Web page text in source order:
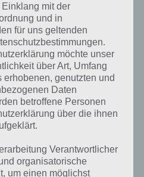
Rätsel am 25.12.2017 in 4 Bilder 1
dieses eigentlich? Drei, ein Begriff,
denn als Wort. DIe Ziffer 3 gibt
Nun soll es aber mal um der
des Begriffs Drei in der
Zahl zwischen der zwei und
ungerade Primzahl (denn die 1 ist
zweitkleinste nach der Zwei. Es
Nach der Mersenne-
ist die drei die erste. Bei der
Römisch ist die Zahl Drei als III
mit der
und in
für uns geltenden
möchte unser
über Art, Umfang
erhobenen, genutzten und
Daten
betroffene Personen
über die ihnen
Verantwortlicher
organisatorische
um einen möglichst